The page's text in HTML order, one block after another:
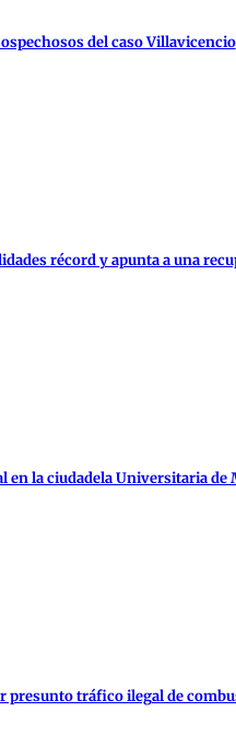
del caso Villavicencio
récord y apunta a una
la ciudadela Universitaria de
presunto tráfico ilegal de